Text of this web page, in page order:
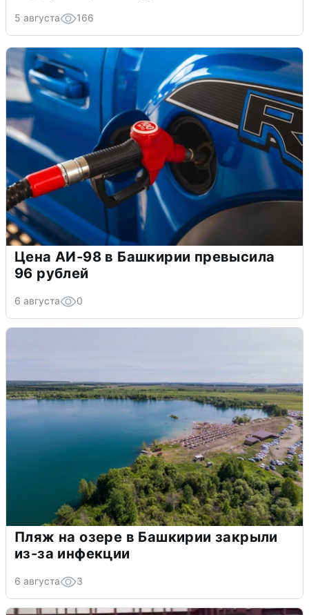
5 августа 166
Цена АИ-98 в Башкирии превысила
96 рублей
6 августа 0
Пляж на озере в Башкирии закрыли
из-за инфекции
6 августа 3